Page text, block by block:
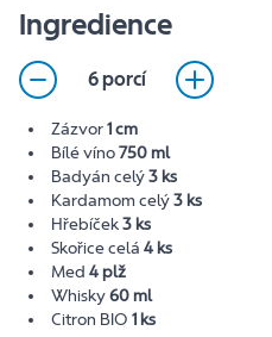
Ingredience
6 porcí
Zázvor1 cm
Bílé víno750 ml
Badyán celý3 ks
Kardamom celý3 ks
Hřebíček3 ks
Skořice celá 4 ks
Med 4 plž
Whisky60 ml
Citron BIO 1 ks